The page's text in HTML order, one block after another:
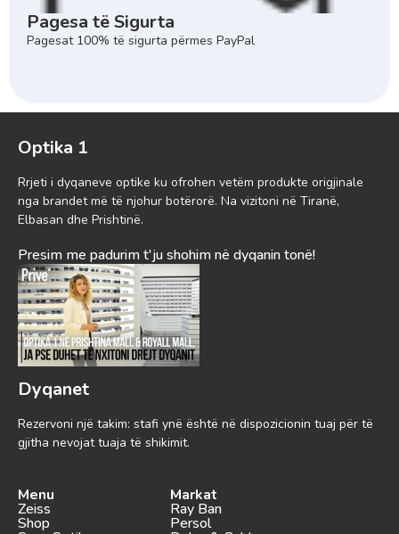
Pagesa të Sigurta
Pagesat 100% të sigurta përmes PayPal
Optika 1
Rrjeti i dyqaneve optike ku ofrohen vetëm produkte origjinale
nga brandet më të njohur botërorë. Na vizitoni në Tiranë,
Elbasan dhe Prishtinë.
Presim me padurim t'ju shohim në dyqanin tonë!
Dyqanet
Rezervoni një takim: stafi ynë është në dispozicionin tuaj për të
gjitha nevojat tuaja të shikimit.
Menu
Zeiss
Shop
Markat
Ray Ban
Persol